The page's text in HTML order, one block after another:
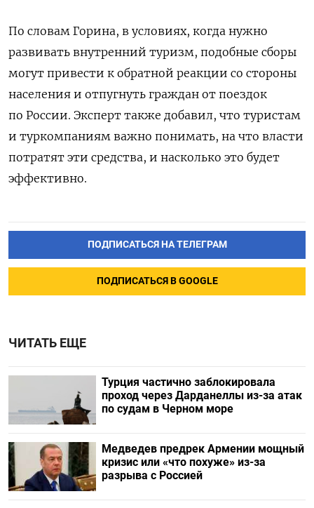
По словам Горина, в условиях, когда нужно
развивать внутренний туризм, подобные сборы
могут привести к обратной реакции со стороны
населения и отпугнуть граждан от поездок
по России. Эксперт также добавил, что туристам
и туркомпаниям важно понимать, на что власти
потратят эти средства, и насколько это будет
эффективно.
ПОДПИСАТЬСЯ НА ТЕЛЕГРАМ
ПОДПИСАТЬСЯ В GOOGLE
ЧИТАТЬ ЕЩЕ
Турция частично заблокировала
проход через Дарданеллы из-за атак
по судам в Черном море
Медведев предрек Армении мощный
кризис или «что похуже» из-за
разрыва с Россией